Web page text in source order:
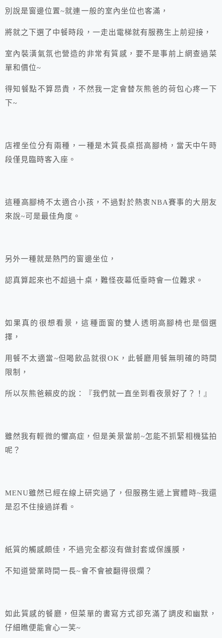
別說是窗邊位置~就連一般的室內坐位也客滿，
將就之下選了中餐時段，一走出電梯就有服務生上前迎接，
室內裝潢氣氛也營造的非常有質感，要不是事前上網查過菜
單和價位~
得知餐點不算昂貴，不然我一定會替灰熊爸的荷包心疼一下
下~
店裡坐位分有兩種，一種是木質長桌搭高腳椅，當天中午時
段僅見臨時客入座。
這種高腳椅不太適合小孩，不過對於熱衷NBA賽事的大朋友
來說~可是最佳角度。
另外一種就是熱門的窗邊坐位，
認真算起來也不超過十桌，難怪夜幕低垂時會一位難求。
如果真的很想看景，這種面窗的雙人透明高腳椅也是個選
擇，
用餐不太適當~但喝飲品就很OK，此餐廳用餐無明確的時間
限制，
所以灰熊爸賴皮的說：『我們就一直坐到看夜景好了？！』
雖然我有輕微的懼高症，但是美景當前~怎能不抓緊相機猛拍
呢？
MENU雖然已經在線上研究過了，但服務生遞上實體時~我還
是忍不住接過詳看。
紙質的觸感頗佳，不過完全都沒有做封套或保護膜，
不知道營業時間一長~會不會被翻得很爛？
如此質感的餐廳，但菜單的書寫方式卻充滿了調皮和幽默，
仔細瞧便能會心一笑~